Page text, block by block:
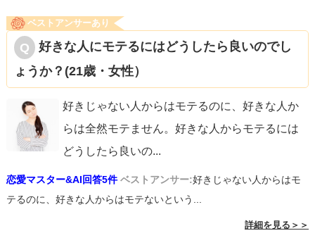
ベストアンサーあり
好きな人にモテるにはどうしたら良いのでし
ょうか？(21歳・女性）
好きじゃない人からはモテるのに、好きな人か
らは全然モテません。好きな人からモテるには
どうしたら良いの...
恋愛マスター&AI回答5件 ベストアンサー:好きじゃない人からはモ
テるのに、好きな人からはモテないという...
詳細を見る＞＞